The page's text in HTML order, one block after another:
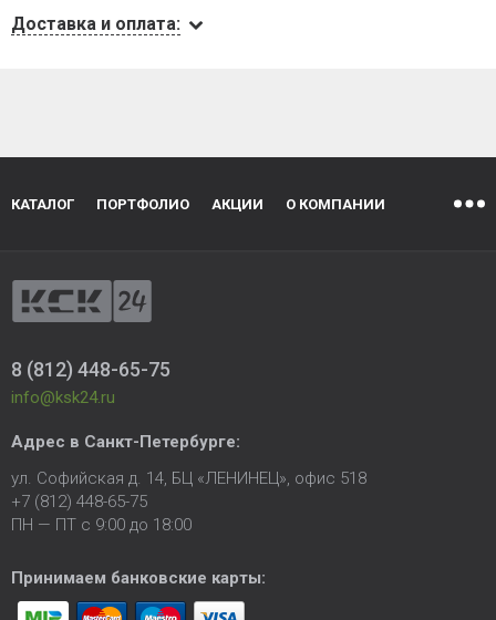
Доставка и оплата:
КАТАЛОГ ПОРТФОЛИО АКЦИИ О КОМПАНИИ
8 (812) 448-65-75
info@ksk24.ru
Адрес в Санкт-Петербурге:
ул. Софийская д. 14, БЦ «ЛЕНИНЕЦ», офис 518
+7 (812) 448-65-75
ПН — ПТ с 9:00 до 18:00
Принимаем банковские карты: